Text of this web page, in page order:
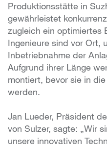
Produktionsstätte in
gewährleistet
zugleich ein optimiertes
Ingenieure sind vor Ort,
Inbetriebnahme der
Aufgrund ihrer Länge
montiert, bevor sie in
werden.
Jan Lueder, Präsident
von Sulzer, sagte: „Wir
unsere innovativen